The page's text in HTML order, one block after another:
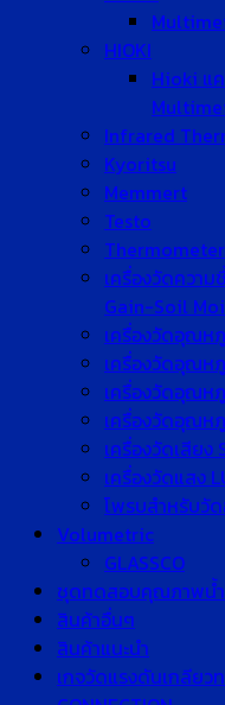
HIOKI
Hioki แ
Infrared
Kyoritsu
Memmert
Testo
เครื่องวัดควา
Gain-Soil
เครื่องวัดอุณห
เครื่องวัดอุณห
เครื่องวัดอุณห
เครื่องวัดอุณห
เครื่องวัดเสีย
เครื่องวัดแสง
โพรบสำหรับวั
Volumetric
GLASSCO
ชุดทดสอบคุณภาพน้ำ
สินค้าอื่นๆ
สินค้าแนะนำ
เกจวัดแรงดันเกลียวท